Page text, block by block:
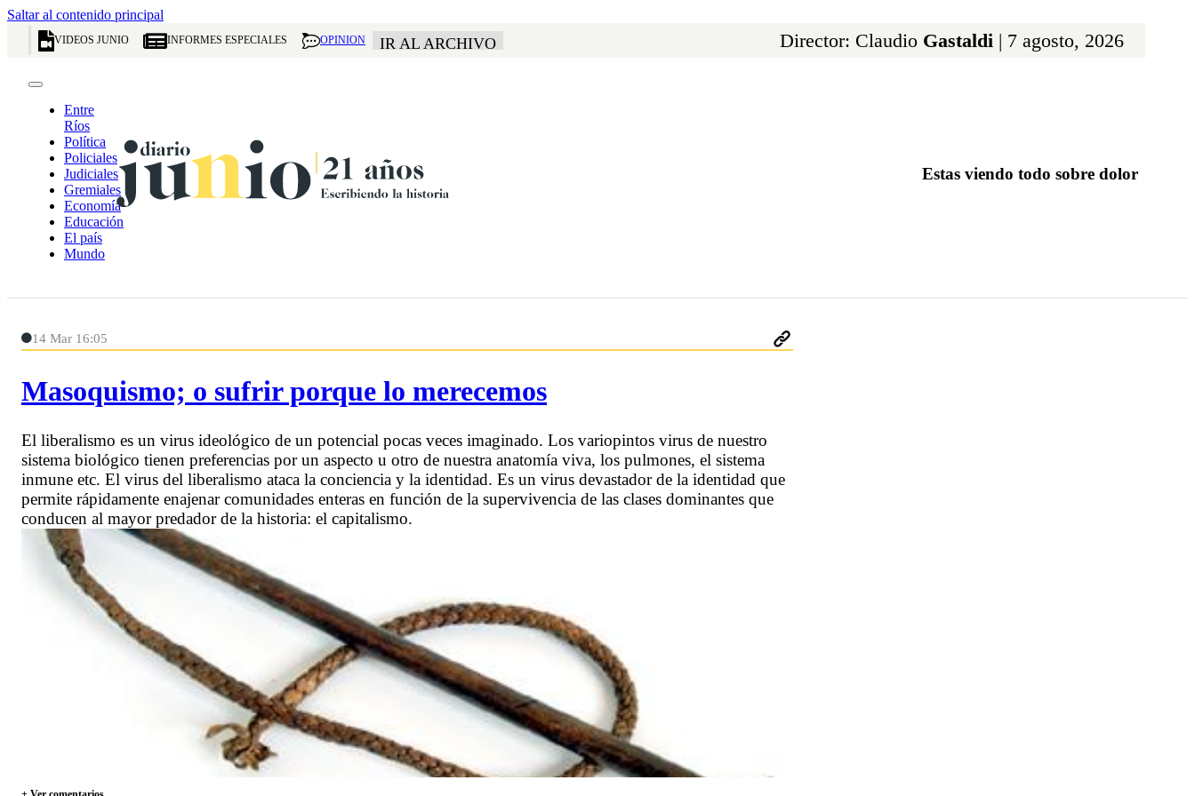
Saltar al contenido principal
VIDEOS JUNIO INFORMES ESPECIALES OPINION IR AL ARCHIVO Director: Claudio Gastaldi | 7 agosto, 2026
Entre
Ríos
Política
Policiales
Judiciales
Gremiales
Economía
Educación
El país
Mundo
Estas viendo todo sobre dolor
14 Mar 16:05
Masoquismo; o sufrir porque lo merecemos
El liberalismo es un virus ideológico de un potencial pocas veces imaginado. Los variopintos virus de nuestro
sistema biológico tienen preferencias por un aspecto u otro de nuestra anatomía viva, los pulmones, el sistema
inmune etc. El virus del liberalismo ataca la conciencia y la identidad. Es un virus devastador de la identidad que
permite rápidamente enajenar comunidades enteras en función de la supervivencia de las clases dominantes que
conducen al mayor predador de la historia: el capitalismo.